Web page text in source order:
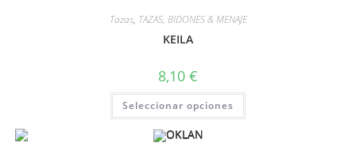
Tazas, TAZAS, BIDONES & MENAJE
KEILA
8,10 €
Seleccionar opciones